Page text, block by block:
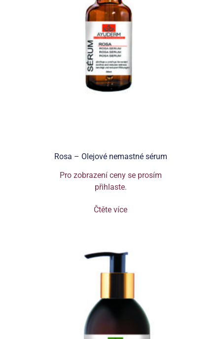
Rosa – Olejové nemastné sérum
Pro zobrazení ceny se prosím
přihlaste.
Čtěte více